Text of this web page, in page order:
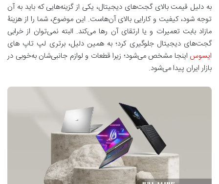
به دلیل قیمت بالای گجت‌های دیجیتال، یکی از گزینه‌هایی که باید به آن
توجه شود، کیفیت و کارایی بالای آن‌هاست. این موضوع، شما را از هزینۀ
مازاد بابت تعمیرات و یا ارتقای آن رها می‌کند. البته نمی‌توان از خرابی
گجت‌های دیجیتال جلوگیری کرد؛ به همین دلیل، برتری لپ تاپ های
ایسوس اینجا مشخص می‌شود؛ زیرا قطعات و لوازم جانبی‌شان به‌خوبی در
بازار ایران پیدا می‌شود.